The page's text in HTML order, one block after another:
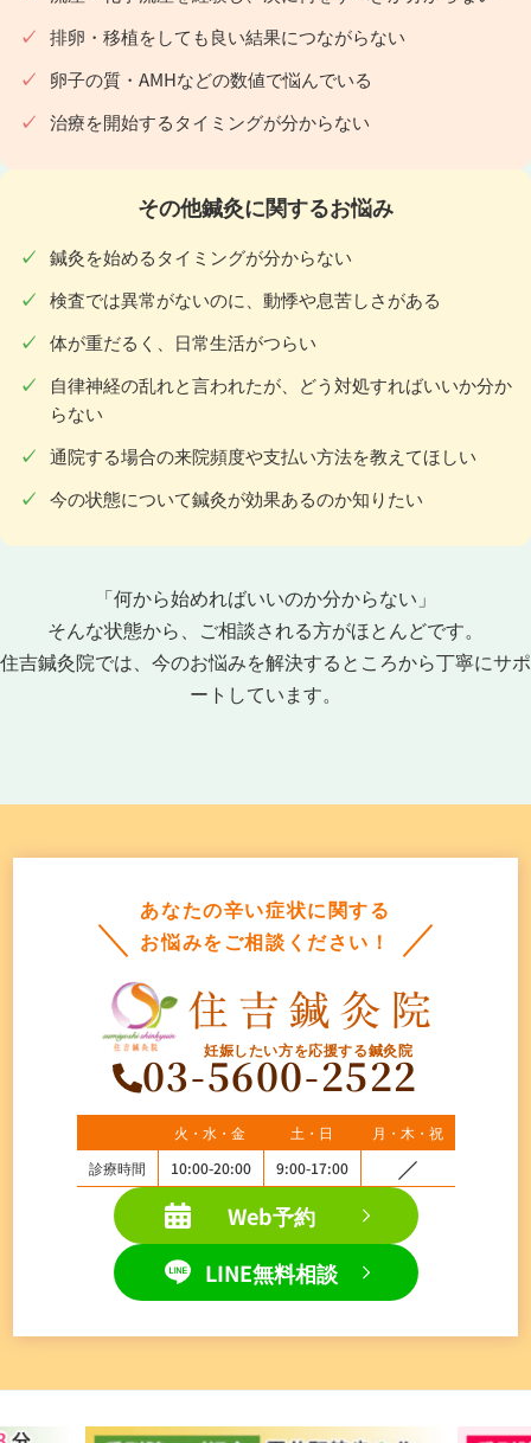
排卵・移植をしても良い結果につながらない
卵子の質・AMHなどの数値で悩んでいる
治療を開始するタイミングが分からない
その他鍼灸に関するお悩み
鍼灸を始めるタイミングが分からない
検査では異常がないのに、動悸や息苦しさがある
体が重だるく、日常生活がつらい
自律神経の乱れと言われたが、どう対処すればいいか分か
らない
通院する場合の来院頻度や支払い方法を教えてほしい
今の状態について鍼灸が効果あるのか知りたい
「何から始めればいいのか分からない」
そんな状態から、ご相談される方がほとんどです。
住吉鍼灸院では、今のお悩みを解決するところから丁寧にサポ
ートしています。
あなたの辛い症状に関する
お悩みをご相談ください！
妊娠したい方を応援する鍼灸院
03-5600-2522
火・水・金 土・日
月・木・祝
診療時間
10:00-20:00 9:00-17:00
Web予約
LINE無料相談